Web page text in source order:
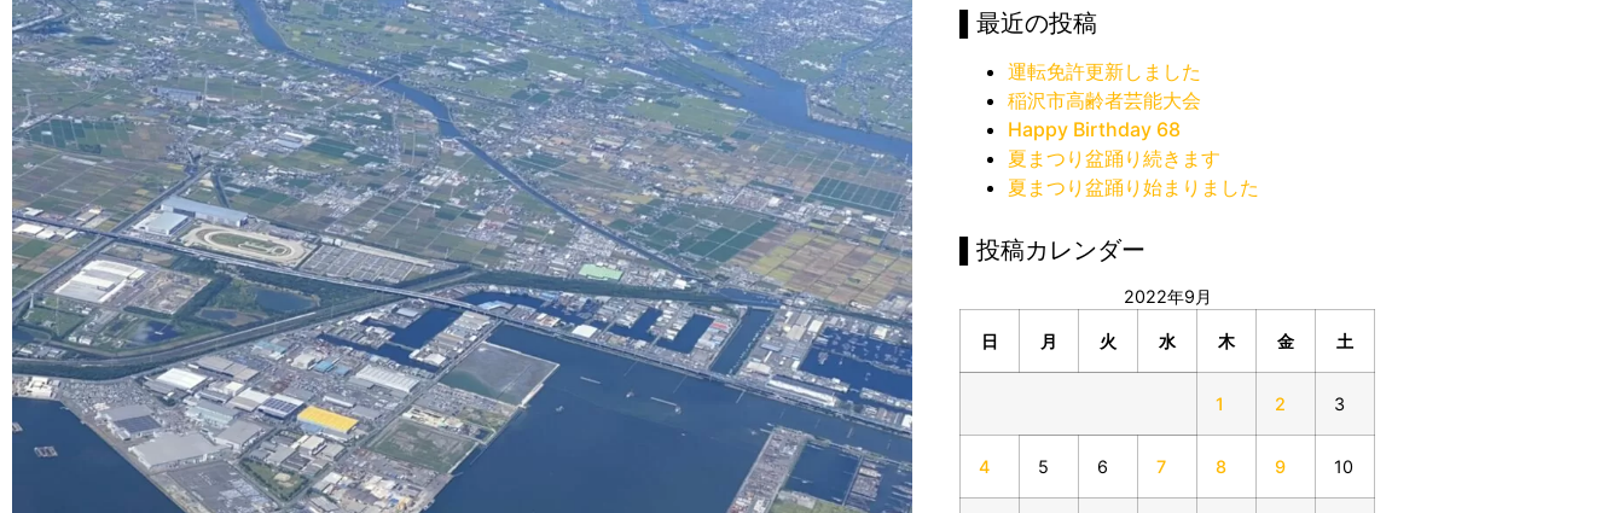
▌最近の投稿
運転免許更新しました
稲沢市高齢者芸能大会
Happy Birthday 68
夏まつり盆踊り続きます
夏まつり盆踊り始まりました
▌投稿カレンダー
2022年9月
日 月 火 水 木 金 土
1 2 3
4 5 6 7 8 9 10